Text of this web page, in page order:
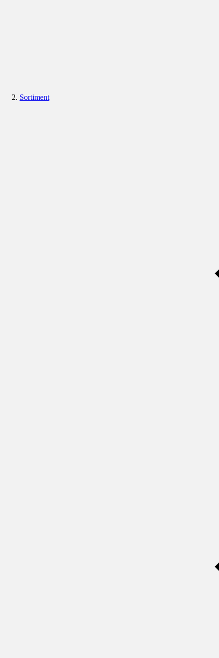
Sortiment